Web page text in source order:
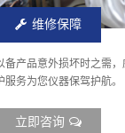
维修保障
备产品意外损坏时之需
服务为您仪器保驾护航。
立即咨询